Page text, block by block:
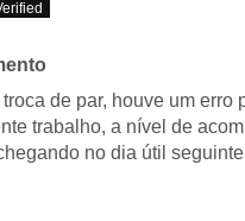
de par, houve um
trabalho, a nível de
no dia útil